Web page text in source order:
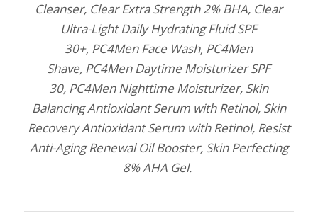
Cleanser, Clear Extra Strength 2% BHA, Clear
Ultra-Light Daily Hydrating Fluid SPF
30+, PC4Men Face Wash, PC4Men
Shave, PC4Men Daytime Moisturizer SPF
30, PC4Men Nighttime Moisturizer, Skin
Balancing Antioxidant Serum with Retinol, Skin
Recovery Antioxidant Serum with Retinol, Resist
Anti-Aging Renewal Oil Booster, Skin Perfecting
8% AHA Gel.